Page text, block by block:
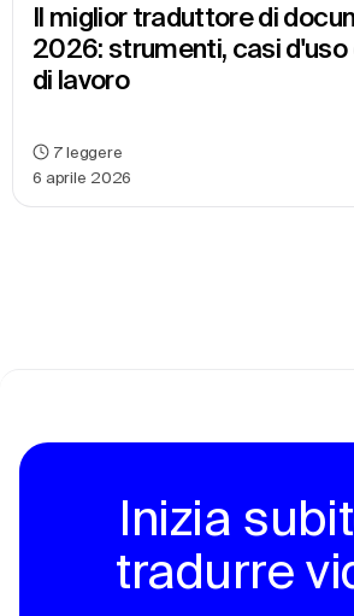
Il miglior traduttore di
2026: strumenti, casi d'uso
di lavoro
6 aprile 2026
7 leggere
Inizia
tradurre